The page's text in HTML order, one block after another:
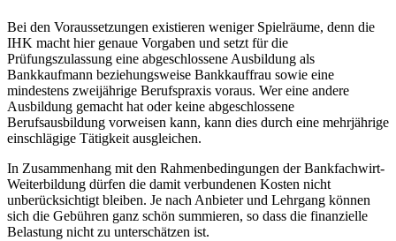
Bei den Voraussetzungen existieren weniger Spielräume, denn die
IHK macht hier genaue Vorgaben und setzt für die
Prüfungszulassung eine abgeschlossene Ausbildung als
Bankkaufmann beziehungsweise Bankkauffrau sowie eine
mindestens zweijährige Berufspraxis voraus. Wer eine andere
Ausbildung gemacht hat oder keine abgeschlossene
Berufsausbildung vorweisen kann, kann dies durch eine mehrjährige
einschlägige Tätigkeit ausgleichen.
In Zusammenhang mit den Rahmenbedingungen der Bankfachwirt-
Weiterbildung dürfen die damit verbundenen Kosten nicht
unberücksichtigt bleiben. Je nach Anbieter und Lehrgang können
sich die Gebühren ganz schön summieren, so dass die finanzielle
Belastung nicht zu unterschätzen ist.